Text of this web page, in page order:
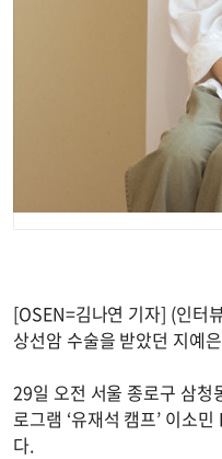
[OSEN=김나연 기자] (인터
상선암 수술을 받았던 지예
29일 오전 서울 종로구 삼청
로그램 ‘유재석 캠프’ 이소
다.